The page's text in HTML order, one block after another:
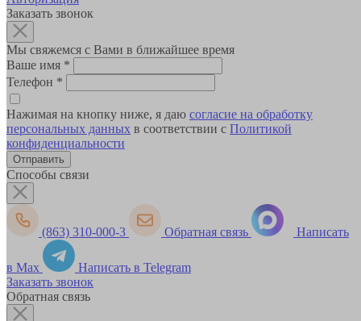
Заказать звонок
Мы свяжемся с Вами в ближайшее время
Ваше имя *
Телефон *
Нажимая на кнопку ниже, я даю согласие на обработку
персональных данных в соответствии с Политикой
конфиденциальности
Способы связи
(863) 310-000-3 Обратная связь Написать
в Max
Написать в Telegram
Заказать звонок
Обратная связь